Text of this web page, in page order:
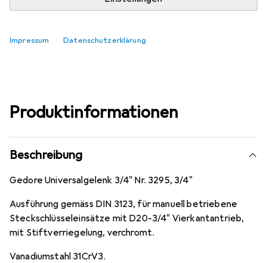
Impressum Datenschutzerklärung
kostenloser Versand
Produktinformationen
Beschreibung
Gedore Universalgelenk 3/4" Nr. 3295, 3/4"
Ausführung gemäss DIN 3123, für manuell betriebene
Steckschlüsseleinsätze mit D20-3/4" Vierkantantrieb,
mit Stiftverriegelung, verchromt.
Vanadiumstahl 31CrV3.